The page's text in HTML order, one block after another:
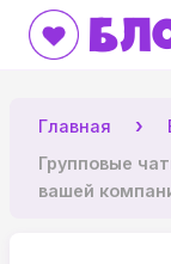
Главная
Групповые
вашей